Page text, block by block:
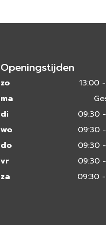
Openingstijden
zo
13:00
ma
di
09:30
wo
09:30
do
09:30
vr
09:30
za
09:30